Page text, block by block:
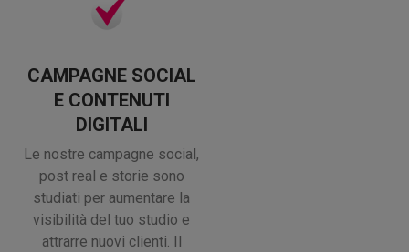
CAMPAGNE SOCIAL
E CONTENUTI
DIGITALI
Le nostre campagne social,
post real e storie sono
studiati per aumentare la
visibilità del tuo studio e
attrarre nuovi clienti. Il